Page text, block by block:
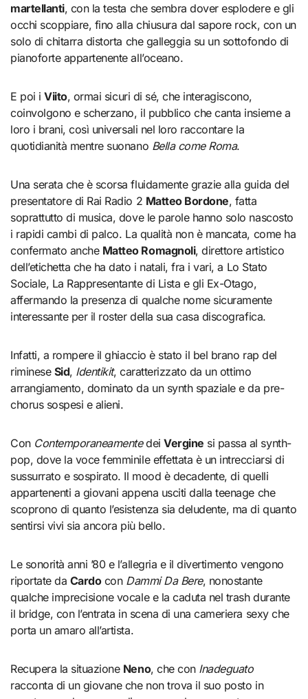
martellanti, con la testa che sembra dover esplodere e gli
occhi scoppiare, fino alla chiusura dal sapore rock, con un
solo di chitarra distorta che galleggia su un sottofondo di
pianoforte appartenente all’oceano.
E poi iViito, ormai sicuri di sé, che interagiscono,
coinvolgono e scherzano, il pubblico che canta insieme a
loro i brani, così universali nel loro raccontare la
quotidianità mentre suonano Bella come Roma.
Una serata che è scorsa fluidamente grazie alla guida del
presentatore di Rai Radio 2 Matteo Bordone, fatta
soprattutto di musica, dove le parole hanno solo nascosto
i rapidi cambi di palco. La qualità non è mancata, come ha
confermato anche Matteo Romagnoli, direttore artistico
dell’etichetta che ha dato i natali, fra i vari, a Lo Stato
Sociale, La Rappresentante di Lista e gli Ex-Otago,
affermando la presenza di qualche nome sicuramente
interessante per il roster della sua casa discografica.
Infatti, a rompere il ghiaccio è stato il bel brano rap del
riminese Sid, Identikit, caratterizzato da un ottimo
arrangiamento, dominato da un synth spaziale e da pre-
chorus sospesi e alieni.
Con ContemporaneamentedeiVergine si passa al synth-
pop, dove la voce femminile effettata è un intrecciarsi di
sussurrato e sospirato. Il mood è decadente, di quelli
appartenenti a giovani appena usciti dalla teenage che
scoprono di quanto l’esistenza sia deludente, ma di quanto
sentirsi vivi sia ancora più bello.
Le sonorità anni ’80 e l’allegria e il divertimento vengono
riportate da Cardocon Dammi Da Bere, nonostante
qualche imprecisione vocale e la caduta nel trash durante
il bridge, con l’entrata in scena di una cameriera sexy che
porta un amaro all’artista.
Recupera la situazione Neno, che con Inadeguato
racconta di un giovane che non trova il suo posto in